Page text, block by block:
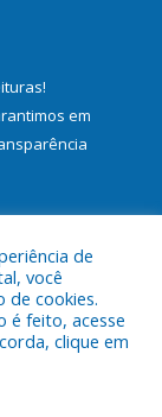
!
em
de Bujaru.
de
você
de cookies.
é feito, acesse
clique em